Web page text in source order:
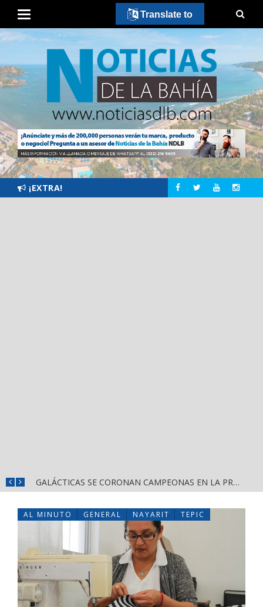
¡EXTRA!
GALÁCTICAS SE CORONAN CAMPEONAS EN LA PRIMERA EDICIÓN DE CASCARITA BAHÍA FEMENIL
AL MINUTO GENERAL NAYARIT TEPIC
Translate to